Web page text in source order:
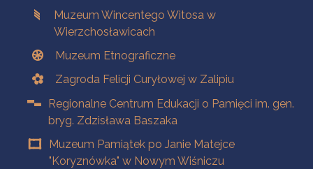
Muzeum Wincentego Witosa w
Wierzchosławicach
Muzeum Etnograficzne
Zagroda Felicji Curyłowej w Zalipiu
Regionalne Centrum Edukacji o Pamięci im. gen.
bryg. Zdzisława Baszaka
Muzeum Pamiątek po Janie Matejce
"Koryznówka" w Nowym Wiśniczu